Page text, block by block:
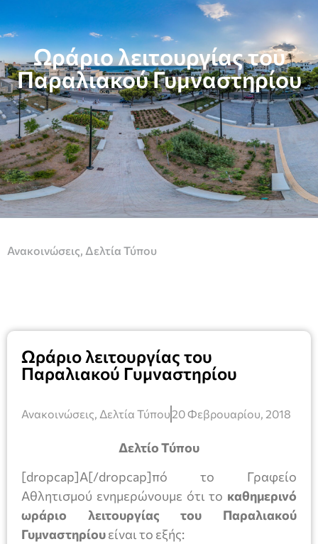
Ωράριο λειτουργίας του
Παραλιακού Γυμναστηρίου
Ανακοινώσεις Δελτία Τύπου
Ωράριο λειτουργίας του
Παραλιακού Γυμναστηρίου
Ανακοινώσεις Δελτία Τύπου 20 Φεβρουαρίου, 2018
Δελτίο Τύπου
[dropcap]Α[/dropcap]πό το Γραφείο
Αθλητισμού ενημερώνουμε ότι το καθημερινό
ωράριο λειτουργίας του Παραλιακού
Γυμναστηρίουείναι το εξής: